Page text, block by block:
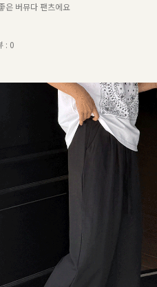
은 버뮤다 팬츠에요
: 0